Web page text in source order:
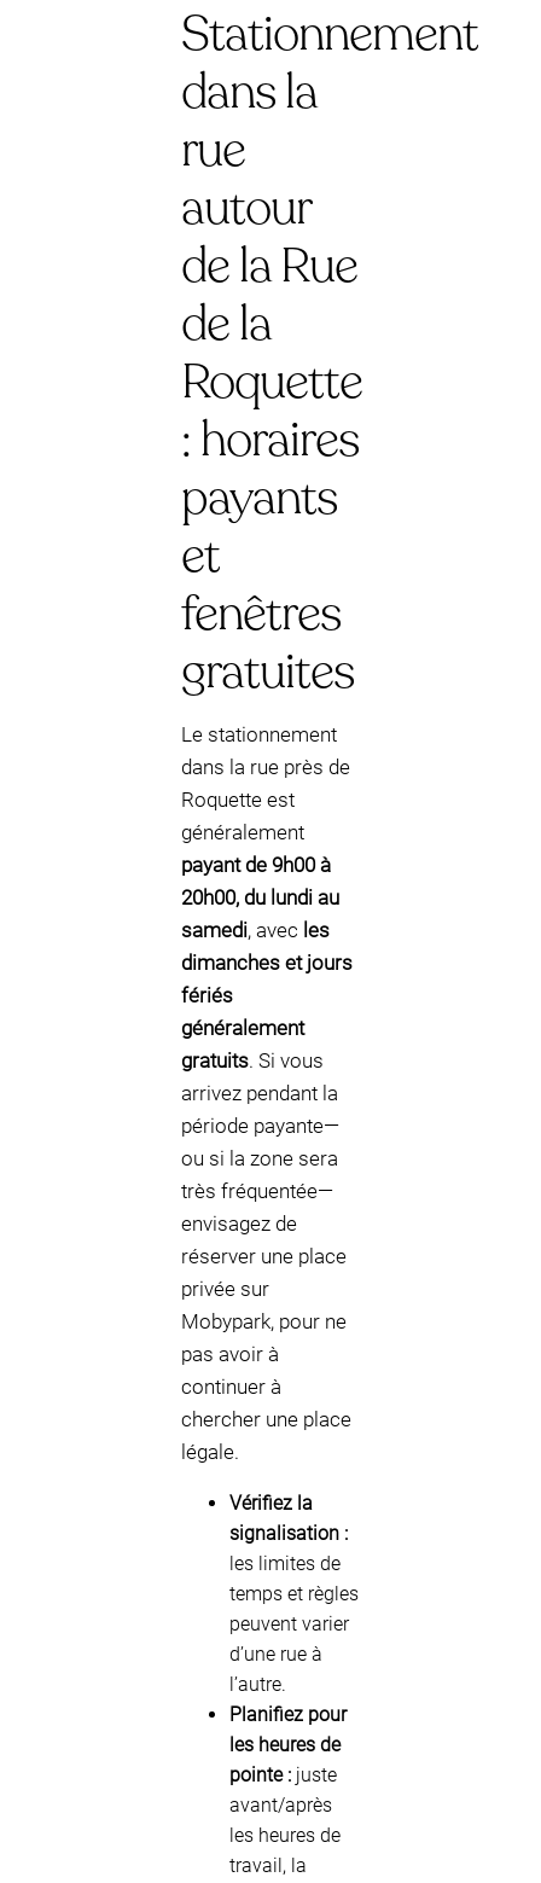
Stationnement
dans la
rue
autour
de la Rue
de la
Roquette
: horaires
payants
et
fenêtres
gratuites
Le stationnement
dans la rue près de
Roquette est
généralement
payant de 9h00 à
20h00, du lundi au
samedi, avec les
dimanches et jours
fériés
généralement
gratuits. Si vous
arrivez pendant la
période payante—
ou si la zone sera
très fréquentée—
envisagez de
réserver une place
privée sur
Mobypark, pour ne
pas avoir à
continuer à
chercher une place
légale.
Vérifiez la
signalisation :
les limites de
temps et règles
peuvent varier
d’une rue à
l’autre.
Planifiez pour
les heures de
pointe : juste
avant/après
les heures de
travail, la